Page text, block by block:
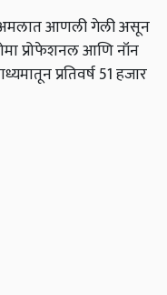
अमलात आणली गेली असून
प्रोफेशनल आणि नॉन
प्रतिवर्ष 51 हजार